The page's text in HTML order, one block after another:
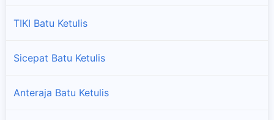
TIKI Batu Ketulis
Sicepat Batu Ketulis
Anteraja Batu Ketulis